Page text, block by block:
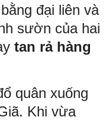
đại liên và
sườn của hai
tan rả hàng
quân xuống
Khi vừa